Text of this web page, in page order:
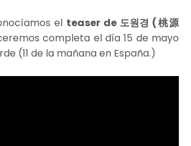
el teaser de 도원경 (桃源
completa el día 15 de mayo
(11 de la mañana en España.)